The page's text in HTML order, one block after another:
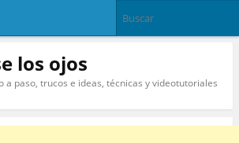
los ojos
a paso, trucos e ideas, técnicas y videotutoriales